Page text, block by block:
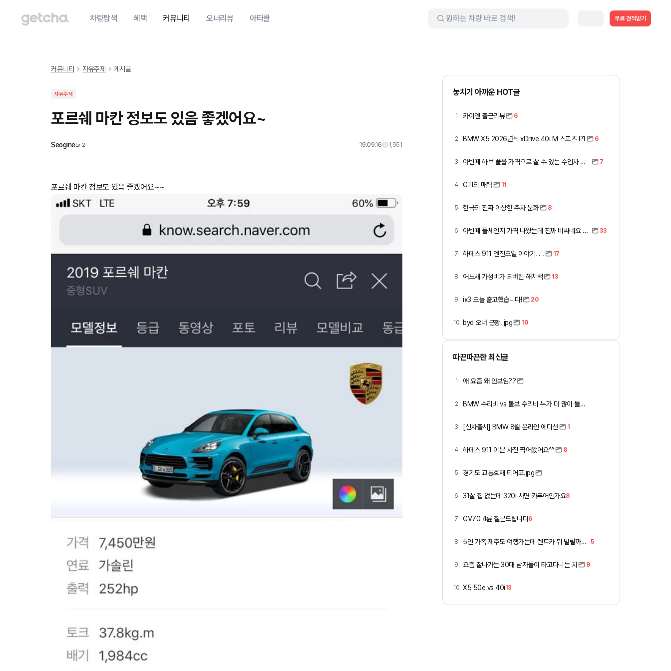
차량탐색 혜택 커뮤니티 오너리뷰 아티클 무료 견적받기
커뮤니티 자유주제 게시글
자유주제
포르쉐 마칸 정보도 있음 좋겠어요~
SeogineLv 2 19.09.16 1,551
포르쉐 마칸 정보도 있음 좋겠어요~~
놓치기 아까운 HOT글
1 카이엔 출근리뷰 6
2 BMW X5 2026년식 xDrive 40i M 스포츠 P1 6
3 아반떼 하브 풀옵 가격으로 살 수 있는 수입차 모아봤습니다 (중고 포함) 7
4 GTI의 매력 11
5 한국의 진짜 이상한 주차 문화 8
6 아반떼 풀체인지 가격 나왔는데 진짜 비싸네요 ㅎㅎ 33
7 하데스 911 엔진오일 이야기. . . 17
8 어느새 가성비가 되버린 해치백 13
9 ix3 오늘 출고했습니다! 20
10 byd 오너 근황. jpg 10
따끈따끈한 최신글
1 애 요즘 왜 안보임??
2 BMW 수리비 vs 볼보 수리비 누가 더 많이 들까요 ㅎ
3 [신차출시] BMW 8월 온라인 에디션 1
4 하데스 911 이쁜 사진 찍어왔어요^^ 8
5 경기도 교통호재 티어표.jpg
6 31살 집 없는데 320i 사면 카푸어인가요8
7 GV70 4륜 질문드립니다6
8 5인 가족 제주도 여행가는데 렌트카 뭐 빌릴까요 ㅎ 5
9 요즘 잘나가는 30대 남자들이 타고다니는 차 9
10 X5 50e vs 40i13